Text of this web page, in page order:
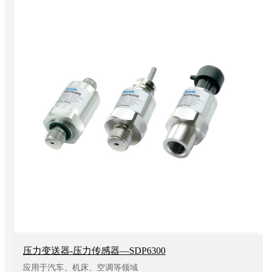
压力变送器-压力传感器—SDP6300
应用于汽车、机床、空调等领域